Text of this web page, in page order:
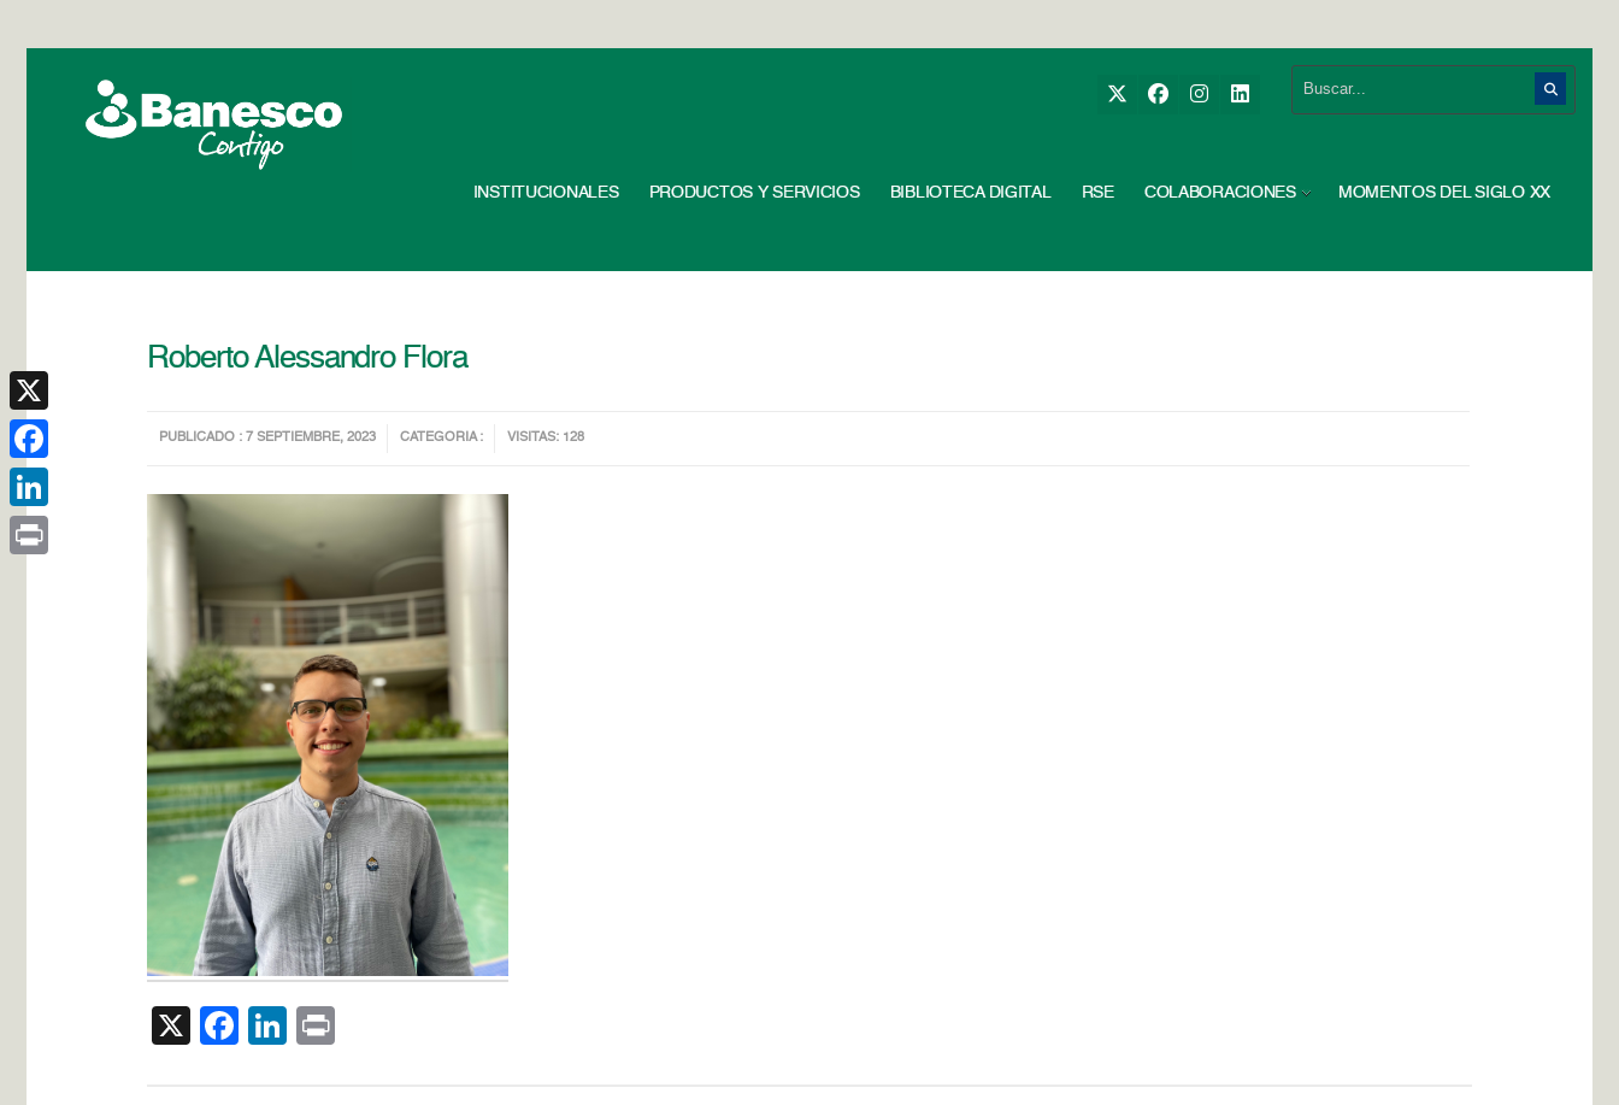
INSTITUCIONALES PRODUCTOS Y SERVICIOS BIBLIOTECA DIGITAL RSE COLABORACIONES MOMENTOS DEL SIGLO XX
Roberto Alessandro Flora
PUBLICADO : 7 SEPTIEMBRE, 2023 CATEGORIA : VISITAS: 128
X Facebook
LinkedIn
X
Facebook
LinkedIn